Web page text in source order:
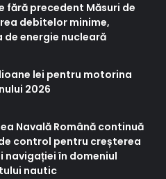
fără precedent Măsuri de
debitelor minime,
energie nucleară
lei pentru motorina
2026
Navală Română continuă
control pentru creșterea
navigației în domeniul
nautic